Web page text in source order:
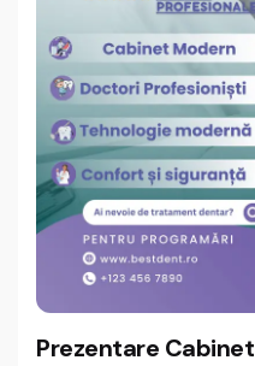
Prezentare Cabinet